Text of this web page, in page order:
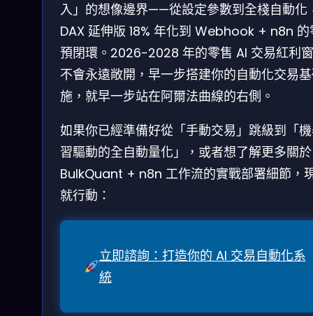
入」的想像邊界——從設定參數到全棧自動化
DAX 延伸版 18% 年化到 Webhook + n8n 的
預閉環。2026-2028 年的零售 AI 交易紅利
不會永遠敞開，早一步搭建你的自動化交易
施，就早一步站在阿爾法曲線的右側。
如果你已經準備好從「手動交易」跳級到「
習驅動的全自動量化」，或者想了解更多關於
BulkQuant + n8n 工作流的實戰部署細節，
就行動：
立即諮詢：打造你的 AI 交易自動化系
統